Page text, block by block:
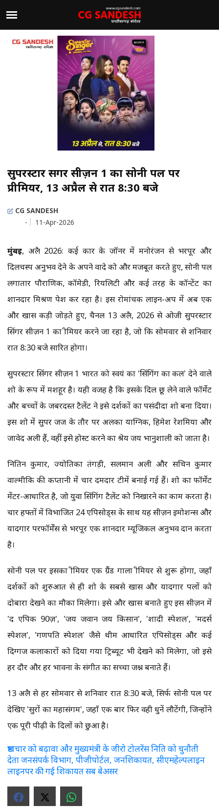
सुपरस्टार सिंगर सीज़न 1 का सोनी पल पर
प्रीमियर, 13 अप्रैल से रात 8:30 बजे
CG SANDESH
-
11-Apr-2026
मुंबई, अप्रैल 2026: कई प्रकार के जॉनर में मनोरंजन से भरपूर और
दिलचस्प अनुभव देने के अपने वादे को और मजबूत करते हुए, सोनी पल
लगातार पौराणिक, कॉमेडी, रियलिटी और कई तरह के कॉन्टेंट का
शानदार मिश्रण पेश कर रहा है। इस रोमांचक लाइन-अप में अब एक
और खास कड़ी जोड़ते हुए, चैनल 13 अप्रैल, 2026 से ओजी सुपरस्टार
सिंगर सीज़न 1 का प्रीमियर करने जा रहा है, जो कि सोमवार से शनिवार
रात 8:30 बजे प्रसारित होगा।
सुपरस्टार सिंगर सीज़न 1 भारत को स्वयं का 'सिंगिंग का कल' देने वाले
शो के रूप में मशहूर है। यही वजह है कि इसके दिल छू लेने वाले फॉर्मेट
और बच्चों के जबरदस्त टैलेंट ने इसे दर्शकों का पसंदीदा शो बना दिया।
इस शो में सुपर जज के तौर पर अलका याग्निक, हिमेश रेशमिया और
जावेद अली हैं, वहीं इसे होस्ट करने का श्रेय जय भानुशाली को जाता है।
नितिन कुमार, ज्योतिका तंगड़ी, सलमान अली और सचिन कुमार
वाल्मीकि की कप्तानी में चार दमदार टीमें बनाई गई हैं। शो का फॉर्मेट
मेंटर-आधारित है, जो युवा सिंगिंग टैलेंट को निखारने का काम करता है।
चार हफ्तों में विभाजित 24 एपिसोड्स के साथ यह सीज़न इमोशन्स और
यादगार परफॉर्मेंस से भरपूर एक शानदार म्यूजिकल अनुभव प्रदान करता
है।
सोनी पल पर इसका प्रीमियर एक ग्रैंड गाला प्रीमियर से शुरू होगा, जहाँ
दर्शकों को शुरुआत से ही शो के सबसे खास और यादगार पलों को
दोबारा देखने का मौका मिलेगा। इसे और खास बनाते हुए इस सीज़न में
'द एपिक 90ज़', 'जय जवान जय किसान', 'शादी स्पेशल', 'मदर्स
स्पेशल', 'गणपति स्पेशल' जैसे थीम आधारित एपिसोड्स और कई
दिग्गज कलाकारों को दिया गया ट्रिब्यूट भी देखने को मिलेगा, जो इसे
हर दौर और हर भावना के संगीत का सच्चा जश्न बनाते हैं।
13 अप्रैल से हर सोमवार से शनिवार रात 8:30 बजे, सिर्फ सोनी पल पर
देखिए 'सुरों का महासंगम', जहाँ एक बार फिर वही धुनें लौटेंगी, जिन्होंने
एक पूरी पीढ़ी के दिलों को छुआ है।
भ्रष्टाचार को बढ़ावा और मुख्यमंत्री के जीरो टोलरेंस निति को चुनौती
देता जनसंपर्क विभाग, पीजीपोर्टल, जनशिकायत, सीएमहेल्पलाइन
लाइनपर की गई शिकायत सब बेअसर